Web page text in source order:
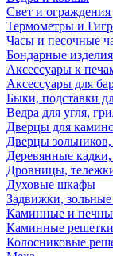
Свет и
Термометры и
Часы и песочные
Бондарные изделия
Аксессуары к
Аксессуары для
Быки, подставки
Ведра для угля,
Дверцы для
Дверцы
Деревянные
Дровницы,
Духовые шкафы
Задвижки,
Каминные и
Каминные решетки
Колосниковые